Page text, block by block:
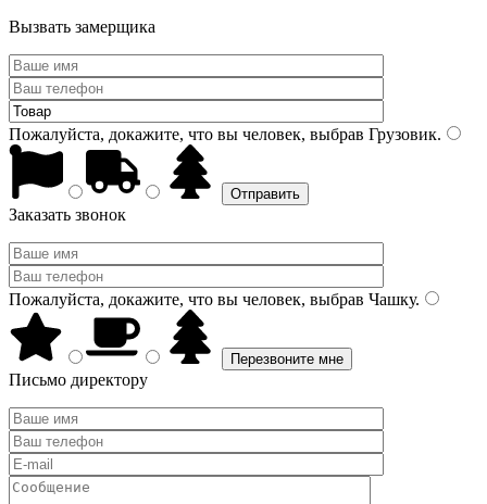
Вызвать замерщика
Пожалуйста, докажите, что вы человек, выбрав Грузовик.
Заказать звонок
Пожалуйста, докажите, что вы человек, выбрав Чашку.
Письмо директору